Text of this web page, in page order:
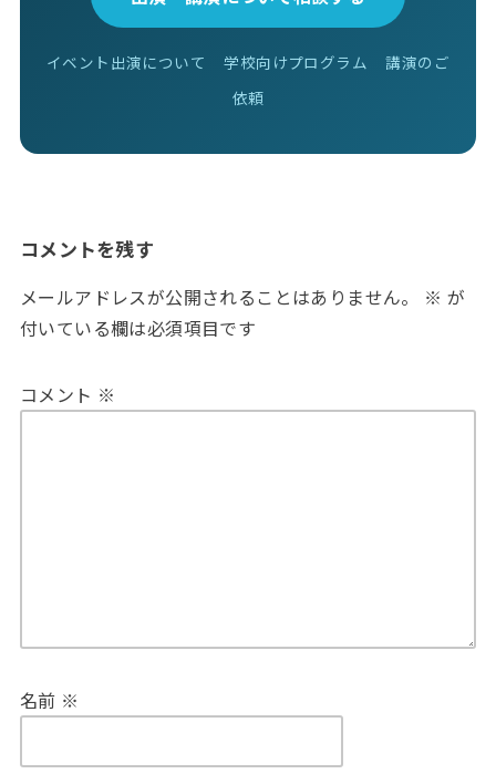
イベント出演について 学校向けプログラム
講演のご
依頼
コメントを残す
メールアドレスが公開されることはありません。 ※ が
付いている欄は必須項目です
コメント ※
名前 ※